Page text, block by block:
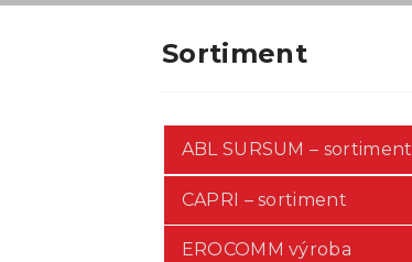
Sortiment
ABL SURSUM – sortiment
CAPRI – sortiment
EROCOMM výroba